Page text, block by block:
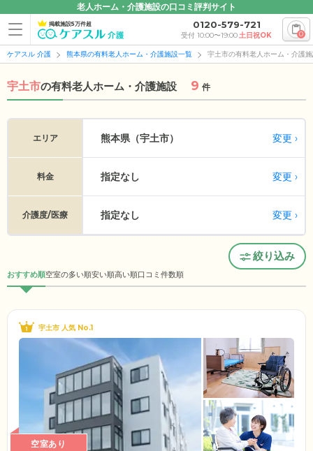
老人ホーム・介護施設の口コミ評判サイト
掲載施設5万件超 0120-579-721
受付 10:00〜19:00土日祝OK 0
ケアスル 介護 熊本県の有料老人ホーム・介護施設一覧 宇土市の有料老人ホーム・介護
宇土市の有料老人ホーム・介護施設 9 件
エリア 熊本県（宇土市） 変更
料金 指定なし 変更
介護度/医療 指定なし 変更
絞り込み
おすすめ順空室の多い順安い順高い順口コミ件数順
宇土市 人気 No.1
空室あり